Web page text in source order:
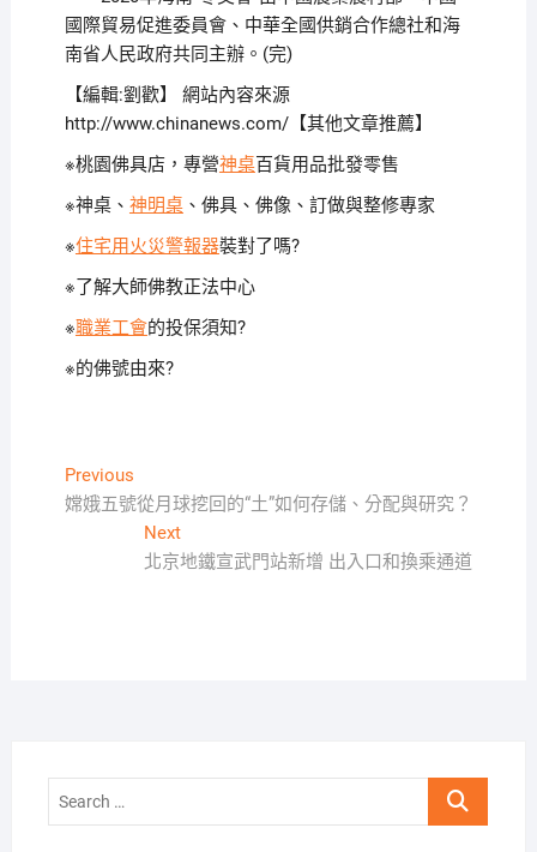
國際貿易促進委員會、中華全國供銷合作總社和海
南省人民政府共同主辦。(完)
【編輯:劉歡】 網站內容來源
http://www.chinanews.com/【其他文章推薦】
※桃園佛具店，專營神桌百貨用品批發零售
※神桌、 神明桌、佛具、佛像、訂做與整修專家
※住宅用火災警報器裝對了嗎?
※了解大師佛教正法中心
※職業工會的投保須知?
※的佛號由來?
文
章
PreviousPrevious
post:
嫦娥五號從月球挖回的“土”如何存儲、分配與研究？
NextNext
post:
北京地鐵宣武門站新增 出入口和換乘通道
Search